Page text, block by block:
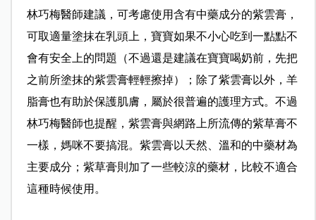
林巧梅醫師建議，可考慮使用含有中藥成分的紫雲膏，
可取適量塗抹在乳頭上，寶寶如果不小心吃到一點點不
會有安全上的問題（不過還是建議在寶寶喝奶前，先把
之前所塗抹的紫雲膏輕輕擦掉）；除了紫雲膏以外，羊
脂膏也有助於保護肌膚，屬於很普遍的護理方式。不過
林巧梅醫師也提醒，紫雲膏與網路上所流傳的紫草膏不
一樣，媽咪不要搞混。紫雲膏以天然、溫和的中藥材為
主要成分；紫草膏則加了一些較涼的藥材，比較不適合
這種時候使用。